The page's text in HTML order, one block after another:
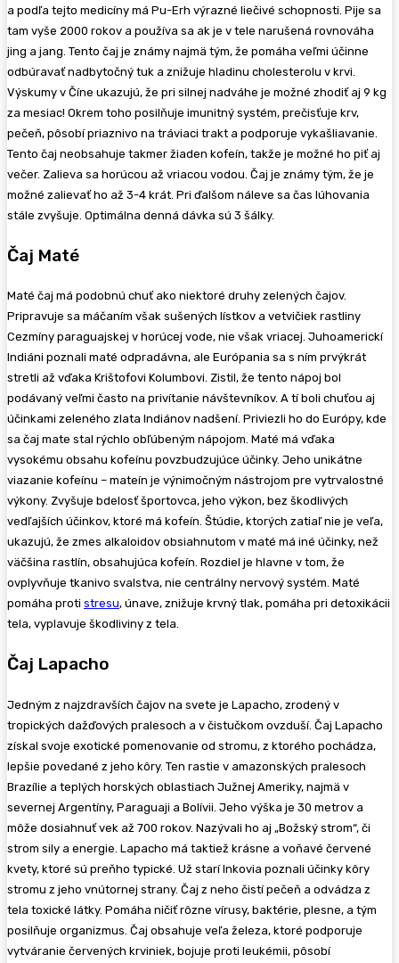
a podľa tejto medicíny má Pu-Erh výrazné liečivé schopnosti. Pije sa
tam vyše 2000 rokov a používa sa ak je v tele narušená rovnováha
jing a jang. Tento čaj je známy najmä tým, že pomáha veľmi účinne
odbúravať nadbytočný tuk a znižuje hladinu cholesterolu v krvi.
Výskumy v Číne ukazujú, že pri silnej nadváhe je možné zhodiť aj 9 kg
za mesiac! Okrem toho posilňuje imunitný systém, prečisťuje krv,
pečeň, pôsobí priaznivo na tráviaci trakt a podporuje vykašliavanie.
Tento čaj neobsahuje takmer žiaden kofeín, takže je možné ho piť aj
večer. Zalieva sa horúcou až vriacou vodou. Čaj je známy tým, že je
možné zalievať ho až 3-4 krát. Pri ďalšom náleve sa čas lúhovania
stále zvyšuje. Optimálna denná dávka sú 3 šálky.
Čaj Maté
Maté čaj má podobnú chuť ako niektoré druhy zelených čajov.
Pripravuje sa máčaním však sušených lístkov a vetvičiek rastliny
Cezmíny paraguajskej v horúcej vode, nie však vriacej. Juhoamerickí
Indiáni poznali maté odpradávna, ale Európania sa s ním prvýkrát
stretli až vďaka Krištofovi Kolumbovi. Zistil, že tento nápoj bol
podávaný veľmi často na privítanie návštevníkov. A tí boli chuťou aj
účinkami zeleného zlata Indiánov nadšení. Priviezli ho do Európy, kde
sa čaj mate stal rýchlo obľúbeným nápojom. Maté má vďaka
vysokému obsahu kofeínu povzbudzujúce účinky. Jeho unikátne
viazanie kofeínu – mateín je výnimočným nástrojom pre vytrvalostné
výkony. Zvyšuje bdelosť športovca, jeho výkon, bez škodlivých
vedľajších účinkov, ktoré má kofeín. Štúdie, ktorých zatiaľ nie je veľa,
ukazujú, že zmes alkaloidov obsiahnutom v maté má iné účinky, než
väčšina rastlín, obsahujúca kofeín. Rozdiel je hlavne v tom, že
ovplyvňuje tkanivo svalstva, nie centrálny nervový systém. Maté
pomáha proti stresu, únave, znižuje krvný tlak, pomáha pri detoxikácii
tela, vyplavuje škodliviny z tela.
Čaj Lapacho
Jedným z najzdravších čajov na svete je Lapacho, zrodený v
tropických dažďových pralesoch a v čistučkom ovzduší. Čaj Lapacho
získal svoje exotické pomenovanie od stromu, z ktorého pochádza,
lepšie povedané z jeho kôry. Ten rastie v amazonských pralesoch
Brazílie a teplých horských oblastiach Južnej Ameriky, najmä v
severnej Argentíny, Paraguaji a Bolívii. Jeho výška je 30 metrov a
môže dosiahnuť vek až 700 rokov. Nazývali ho aj „Božský strom“, či
strom sily a energie. Lapacho má taktiež krásne a voňavé červené
kvety, ktoré sú preňho typické. Už starí Inkovia poznali účinky kôry
stromu z jeho vnútornej strany. Čaj z neho čistí pečeň a odvádza z
tela toxické látky. Pomáha ničiť rôzne vírusy, baktérie, plesne, a tým
posilňuje organizmus. Čaj obsahuje veľa železa, ktoré podporuje
vytváranie červených krviniek, bojuje proti leukémii, pôsobí